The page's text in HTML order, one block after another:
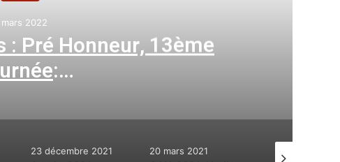
2022
: Pré Honneur, 13ème
:
23 décembre 2021 20 mars 2021